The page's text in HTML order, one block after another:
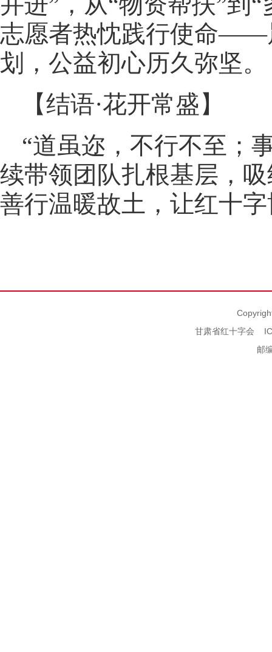
志愿者热忱践行使命——
划，公益初心历久弥坚。
【结语·花开常盛】
“道虽迩，不行不至；
续带领团队扎根基层，
善行温暖故土，让红十
甘肃省红十字会
邮